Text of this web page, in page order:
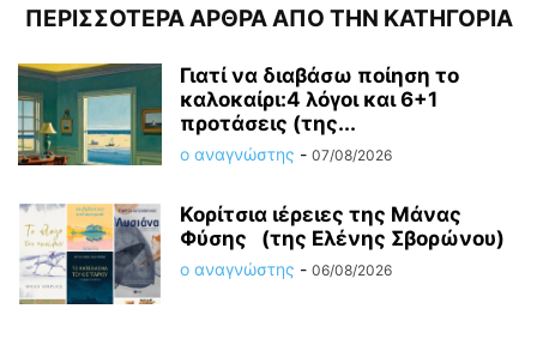
ΠΕΡΙΣΣΟΤΕΡΑ ΑΡΘΡΑ ΑΠΟ ΤΗΝ ΚΑΤΗΓΟΡΙΑ
Γιατί να διαβάσω ποίηση το
καλοκαίρι:4 λόγοι και 6+1
προτάσεις (της...
ο αναγνώστης - 07/08/2026
Κορίτσια ιέρειες της Μάνας
Φύσης (της Ελένης Σβορώνου)
ο αναγνώστης - 06/08/2026